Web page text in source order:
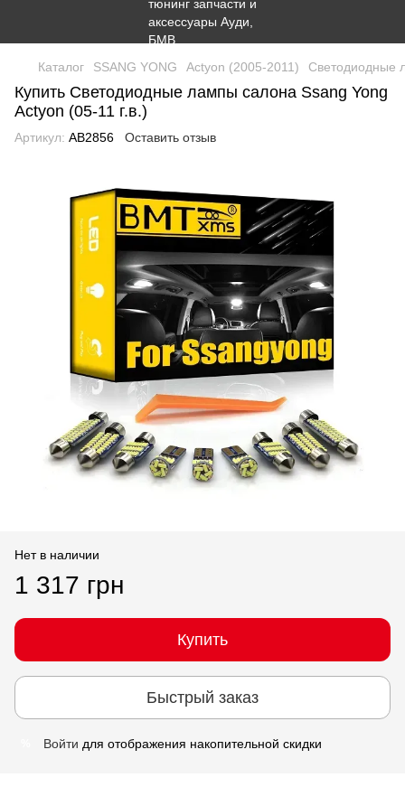
Каталог SSANG YONG Actyon (2005-2011) Светодиодные
Купить Светодиодные лампы салона Ssang Yong
Actyon (05-11 г.в.)
Артикул: AB2856 Оставить отзыв
Нет в наличии
1 317 грн
Купить
Быстрый заказ
Войти для отображения накопительной скидки